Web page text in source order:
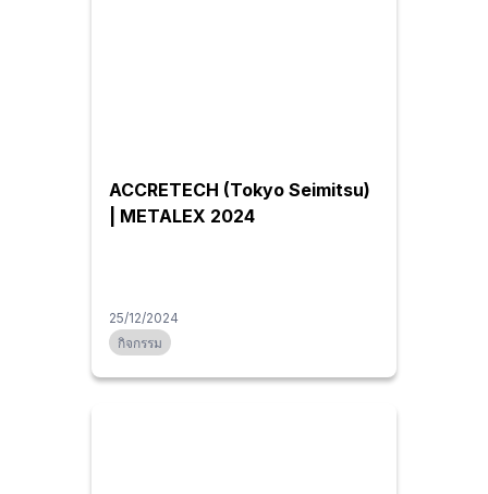
ACCRETECH (Tokyo Seimitsu)
| METALEX 2024
25/12/2024
กิจกรรม